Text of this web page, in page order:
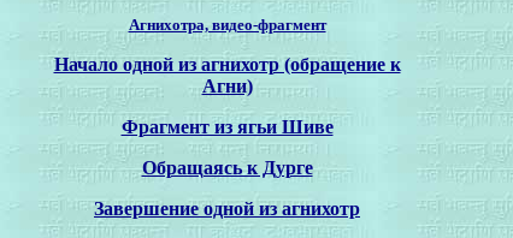
Агнихотра, видео-фрагмент
Начало одной из агнихотр (обращение к
Агни)
Фрагмент из ягьи Шиве
Обращаясь к Дурге
Завершение одной из агнихотр